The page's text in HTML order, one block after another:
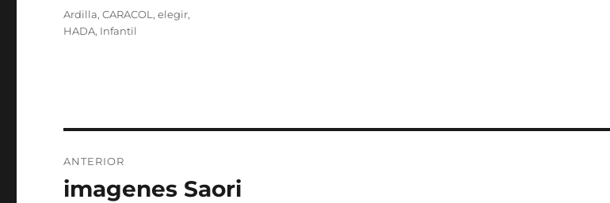
Etiquetas
Ardilla,CARACOL ,elegir,
HADA, Infantil
de
ANTERIOR
Entrada
imagenes Saori